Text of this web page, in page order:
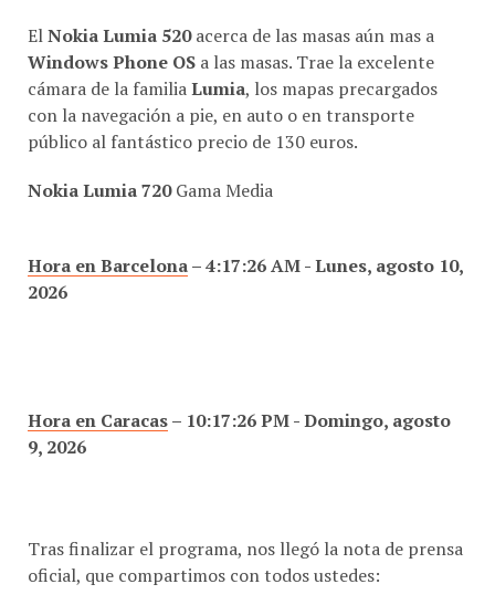
ElNokia Lumia 520acerca de las masas aún mas a
Windows Phone OS a las masas. Trae la excelente
cámara de la familiaLumia, los mapas precargados
con la navegación a pie, en auto o en transporte
público al fantástico precio de 130 euros.
Nokia Lumia 720Gama Media
Hora en Barcelona–4:17:28 AM - Lunes, agosto 10,
2026
Hora en Caracas– 10:17:28 PM - Domingo, agosto
9, 2026
Tras finalizar el programa, nos llegó la nota de prensa
oficial, que compartimos con todos ustedes: